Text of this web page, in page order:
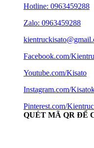
Hotline: 0963459288
Zalo: 0963459288
Facebook.com/
Youtube.com/Kisato
Instagram.com/
Pinterest.com/
QUÉT MÃ QR ĐỂ